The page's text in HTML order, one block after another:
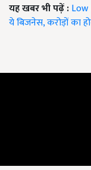
यह खबर भी पढ़ें :
ये बिजनेस, करोड़ों का